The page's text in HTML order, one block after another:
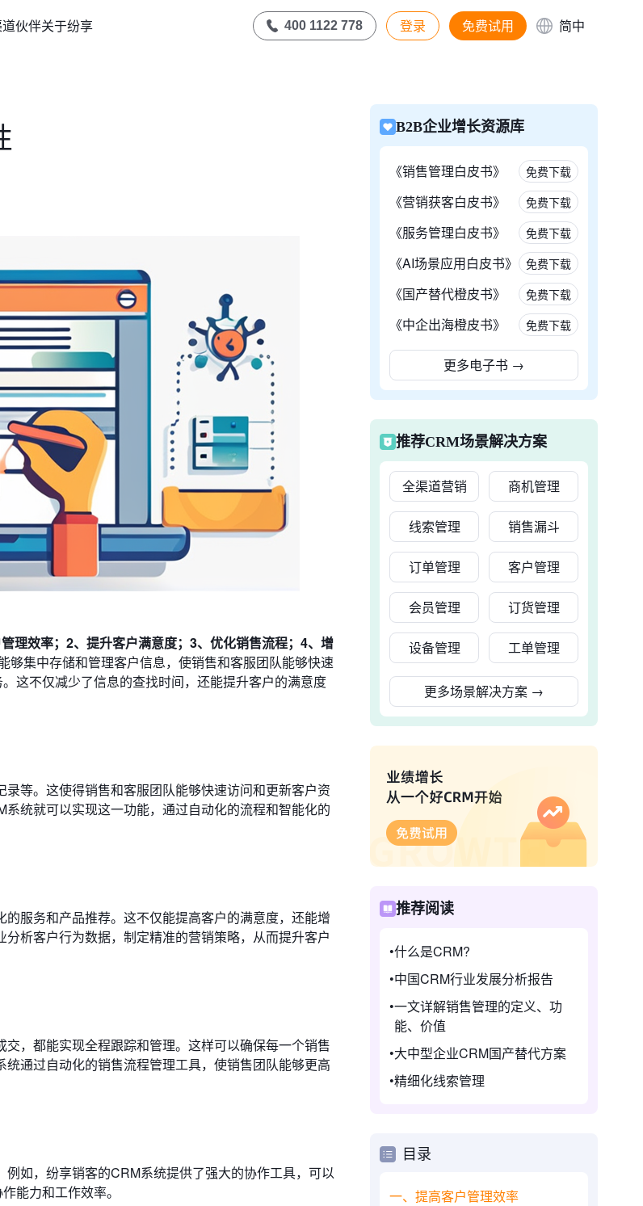
伙伴关于纷享 400 1122 778 登录 免费试用 简中
理效率；2、提升客户满意度；3、优化销售流程；4、增
够集中存储和管理客户信息，使销售和客服团队能够快速
这不仅减少了信息的查找时间，还能提升客户的满意度
等。这使得销售和客服团队能够快速访问和更新客户资
统就可以实现这一功能，通过自动化的流程和智能化的
服务和产品推荐。这不仅能提高客户的满意度，还能增
析客户行为数据，制定精准的营销策略，从而提升客户
，都能实现全程跟踪和管理。这样可以确保每一个销售
通过自动化的销售流程管理工具，使销售团队能够更高
如，纷享销客的CRM系统提供了强大的协作工具，可以
能力和工作效率。
B2B企业增长资源库
《销售管理白皮书》 免费下载
《营销获客白皮书》 免费下载
《服务管理白皮书》 免费下载
《AI场景应用白皮书》 免费下载
《国产替代橙皮书》 免费下载
《中企出海橙皮书》 免费下载
更多电子书 →
推荐CRM场景解决方案
全渠道营销 商机管理
线索管理 销售漏斗
订单管理 客户管理
会员管理 订货管理
设备管理 工单管理
更多场景解决方案 →
推荐阅读
什么是CRM?
中国CRM行业发展分析报告
一文详解销售管理的定义、功
能、价值
大中型企业CRM国产替代方案
精细化线索管理
目录
一、提高客户管理效率